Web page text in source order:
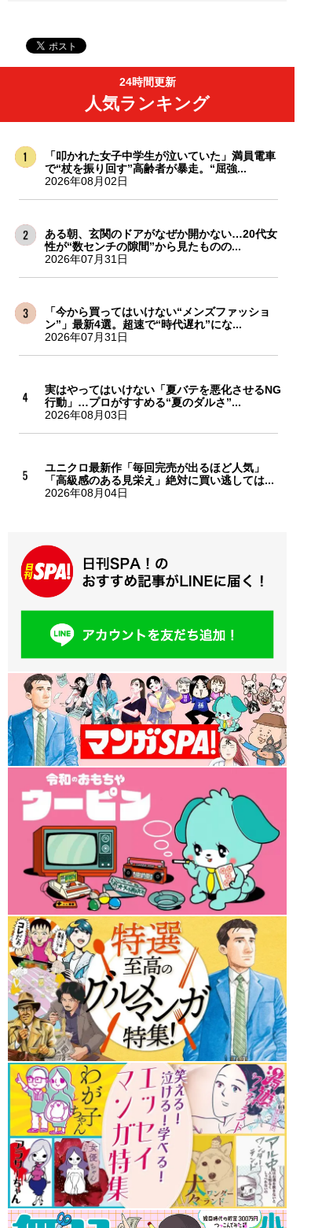
24時間更新
人気ランキング
「叩かれた女子中学生が泣いていた」満員電車
で“杖を振り回す”高齢者が暴走。“屈強...
2026年08月02日
ある朝、玄関のドアがなぜか開かない…20代女
性が“数センチの隙間”から見たものの...
2026年07月31日
「今から買ってはいけない“メンズファッショ
ン”」最新4選。超速で“時代遅れ”にな...
2026年07月31日
実はやってはいけない「夏バテを悪化させるNG
行動」…プロがすすめる“夏のダルさ”...
2026年08月03日
ユニクロ最新作「毎回完売が出るほど人気」
「高級感のある見栄え」絶対に買い逃しては...
2026年08月04日